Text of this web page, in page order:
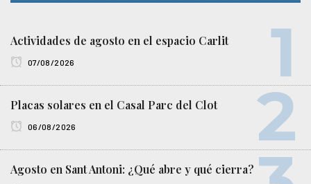
Actividades de agosto en el espacio Carlit
07/08/2026
Placas solares en el Casal Parc del Clot
06/08/2026
Agosto en Sant Antoni: ¿Qué abre y qué cierra?